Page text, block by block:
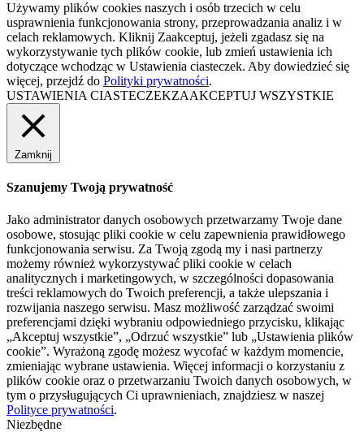
Używamy plików cookies naszych i osób trzecich w celu
usprawnienia funkcjonowania strony, przeprowadzania analiz i w
celach reklamowych. Kliknij Zaakceptuj, jeżeli zgadasz się na
wykorzystywanie tych plików cookie, lub zmień ustawienia ich
dotyczące wchodząc w Ustawienia ciasteczek. Aby dowiedzieć się
więcej, przejdź do Polityki prywatności.
USTAWIENIA CIASTECZEKZAAKCEPTUJ WSZYSTKIE
Zamknij
Szanujemy Twoją prywatność
Jako administrator danych osobowych przetwarzamy Twoje dane
osobowe, stosując pliki cookie w celu zapewnienia prawidłowego
funkcjonowania serwisu. Za Twoją zgodą my i nasi partnerzy
możemy również wykorzystywać pliki cookie w celach
analitycznych i marketingowych, w szczególności dopasowania
treści reklamowych do Twoich preferencji, a także ulepszania i
rozwijania naszego serwisu. Masz możliwość zarządzać swoimi
preferencjami dzięki wybraniu odpowiedniego przycisku, klikając
„Akceptuj wszystkie”, „Odrzuć wszystkie” lub „Ustawienia plików
cookie”. Wyrażoną zgodę możesz wycofać w każdym momencie,
zmieniając wybrane ustawienia. Więcej informacji o korzystaniu z
plików cookie oraz o przetwarzaniu Twoich danych osobowych, w
tym o przysługujących Ci uprawnieniach, znajdziesz w naszej
Polityce prywatności.
Niezbędne